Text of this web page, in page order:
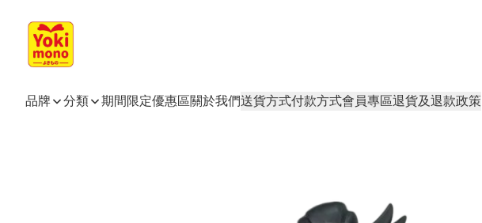
品牌 分類 期間限定優惠區關於我們送貨方式付款方式會員專區退貨及退款政策